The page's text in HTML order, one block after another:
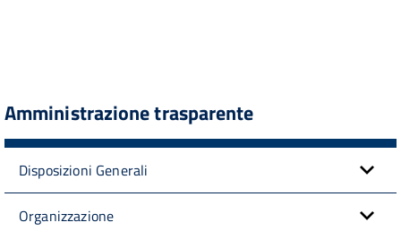
Amministrazione trasparente
Disposizioni Generali
Organizzazione